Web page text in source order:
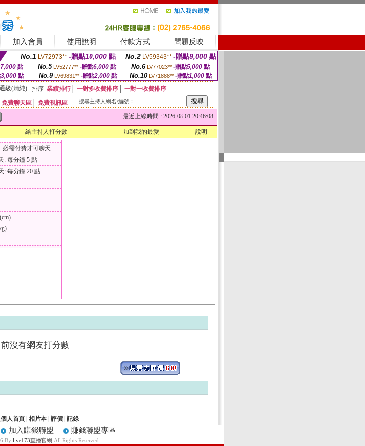
加入會員 使用說明 付款方式 問題反映
No.1 LV72973** -贈點10,000 點 No.2 LV59343** -贈點9,000 點
7,000點 No.5 LV52777** -贈點6,000點 No.6 LV77023** -贈點5,000點
3,000 點 No.9 LV69831** -贈點2,000點 No.10 LV71888** -贈點1,000 點
級(清純) 排序 業績排行│ 一對多收費排序
一對一收費排序
免費聊天區 免費視訊區 搜尋主持人網名/編號：
最近上線時間 : 2026-08-01 20:46:08
給主持人打分數 加到我的最愛 說明
必需付費才可聊天
: 每分鐘 5 點
: 每分鐘 20 點
前沒有網友打分數
人首頁 相片本 評價 記錄
加入賺錢聯盟 賺錢聯盟專區
By live173直播官網 All Rights Reserved.